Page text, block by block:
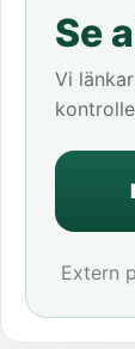
Se
Vi
Extern